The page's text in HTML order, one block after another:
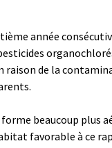
année
raison de la
beaucoup
favorable à ce